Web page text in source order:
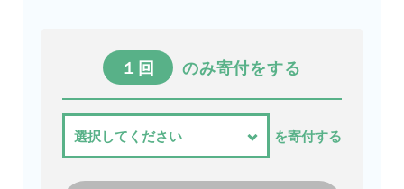
１回 のみ寄付をする
を寄付する